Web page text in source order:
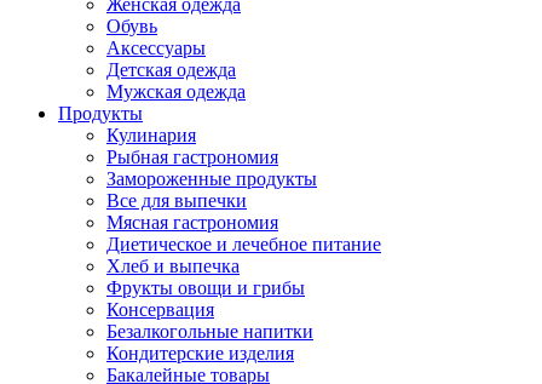
Обувь
Аксессуары
Детская одежда
Мужская одежда
Продукты
Кулинария
Рыбная гастрономия
Замороженные продукты
Все для выпечки
Мясная гастрономия
Диетическое и лечебное питание
Хлеб и выпечка
Фрукты овощи и грибы
Консервация
Безалкогольные напитки
Кондитерские изделия
Бакалейные товары